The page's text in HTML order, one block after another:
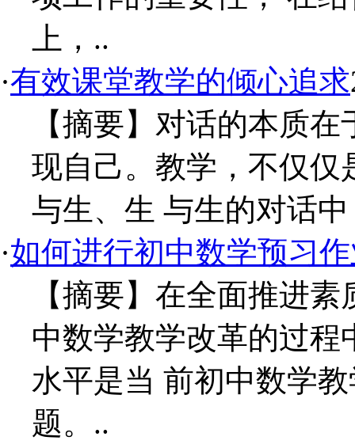
上，..
·有效课堂教学的倾心追求
【摘要】对话的本质
现自己。教学，不仅仅
与生、生 与生的对话
·如何进行初中数学预习
【摘要】在全面推进
中数学教学改革的过
水平是当 前初中数学
题。..